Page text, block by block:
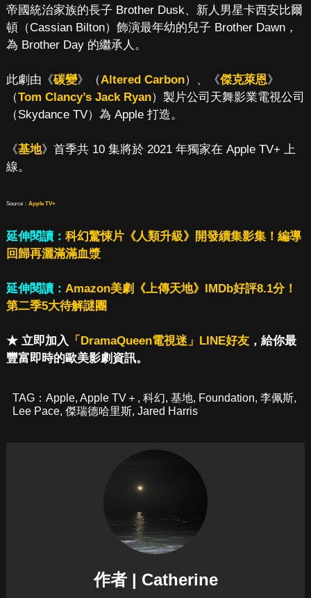
帝國統治家族的長子 Brother Dusk、新人男星卡西安比爾
頓（Cassian Bilton）飾演最年幼的兒子 Brother Dawn，
為 Brother Day 的繼承人。
此劇由《碳變》（Altered Carbon）、《傑克萊恩》
（Tom Clancy’s Jack Ryan）製片公司天舞影業電視公司
（Skydance TV）為 Apple 打造。
《基地》首季共 10 集將於 2021 年獨家在 Apple TV+ 上
線。
Source： Apple TV+
延伸閱讀： 科幻驚悚片《人類升級》開發續集影集！編導
回歸再灑滿滿血漿
延伸閱讀： Amazon美劇《上傳天地》IMDb好評8.1分！
第二季5大待解謎團
★ 立即加入 「DramaQueen電視迷」LINE好友，給你最
豐富即時的歐美影劇資訊。
TAG： Apple, Apple TV＋ , 科幻, 基地, Foundation, 李佩斯,
Lee Pace, 傑瑞德哈里斯, Jared Harris
作者 | Catherine